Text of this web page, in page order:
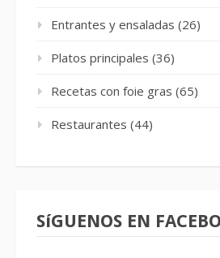
Entrantes y ensaladas (26)
Platos principales (36)
Recetas con foie gras (65)
Restaurantes (44)
SíGUENOS EN